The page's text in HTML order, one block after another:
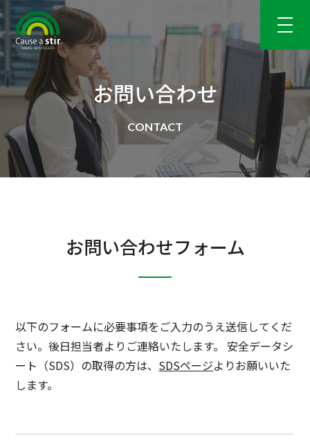
お問い合わせ
お問い合わせフォーム
以下のフォームに必要事項をご入力のうえ送信してくだ
さい。後日担当者よりご連絡いたします。 安全データシ
ート（SDS）の取得の方は、 SDSページよりお願いいた
します。